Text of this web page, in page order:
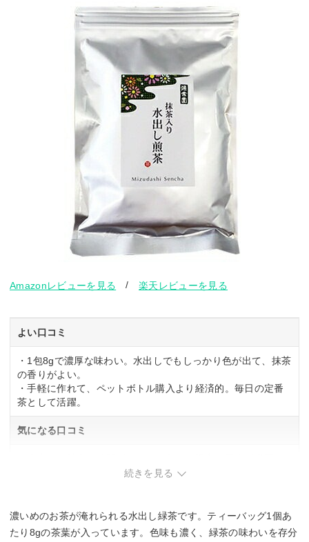
Amazonレビューを見る /楽天レビューを見る
よい口コミ
・1包8gで濃厚な味わい。水出しでもしっかり色が出て、抹茶
の香りがよい。
・手軽に作れて、ペットボトル購入より経済的。毎日の定番
茶として活躍。
気になる口コミ
続きを見る
濃いめのお茶が淹れられる水出し緑茶です。ティーバッグ1個あ
たり8gの茶葉が入っています。色味も濃く、緑茶の味わいを存分